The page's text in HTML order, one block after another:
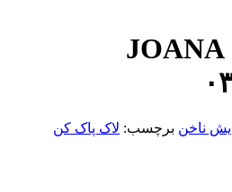
پد لاک پاک کن JOANA
ناخن برچسب: لاک پاک کن